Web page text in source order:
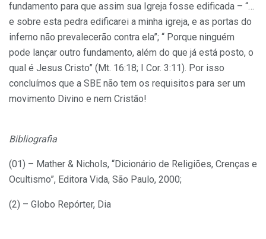
fundamento para que assim sua Igreja fosse edificada – “…
e sobre esta pedra edificarei a minha igreja, e as portas do
inferno não prevalecerão contra ela”; “ Porque ninguém
pode lançar outro fundamento, além do que já está posto, o
qual é Jesus Cristo” (Mt. 16:18; I Cor. 3:11). Por isso
concluímos que a SBE não tem os requisitos para ser um
movimento Divino e nem Cristão!
Bibliografia
(01) – Mather & Nichols, “Dicionário de Religiões, Crenças e
Ocultismo”, Editora Vida, São Paulo, 2000;
(2) – Globo Repórter, Dia